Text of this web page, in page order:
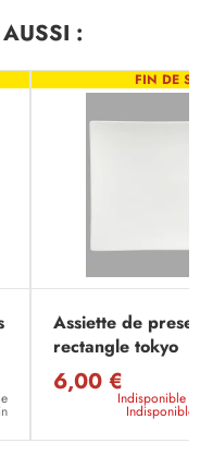
:
FIN DE
Assiette de
rectangle tokyo
6,00 €
Indisponible
Indisponible